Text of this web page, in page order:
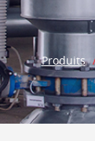
Produits